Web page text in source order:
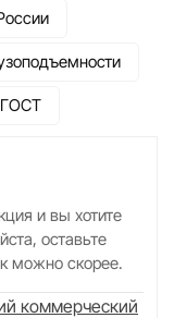
ГОСТ
и вы хотите
оставьте
можно скорее.
коммерческий